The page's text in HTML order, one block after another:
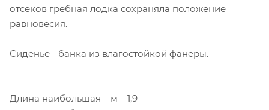
отсеков гребная лодка сохраняла положение
равновесия.
Сиденье - банка из влагостойкой фанеры.
Длина наибольшая м 1,9